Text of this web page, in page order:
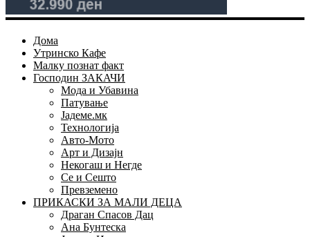
Дома
Утринско Кафе
Малку познат факт
Господин ЗАКАЧИ
Мода и Убавина
Патување
Јадеме.мк
Технологија
Авто-Мото
Арт и Дизајн
Некогаш и Негде
Се и Сешто
Превземено
ПРИКАСКИ ЗА МАЛИ ДЕЦА
Драган Спасов Дац
Ана Бунтеска